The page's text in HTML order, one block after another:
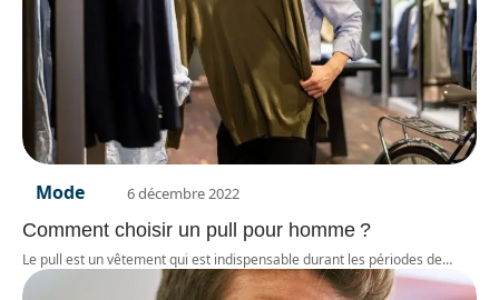
Mode 6 décembre 2022
Comment choisir un pull pour homme ?
Le pull est un vêtement qui est indispensable durant les périodes de…